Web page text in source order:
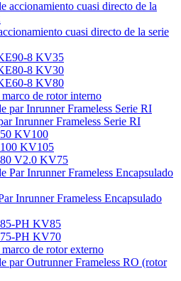
cuasi directo de la serie
8 KV35
8 KV30
8 KV80
de rotor interno
Inrunner Frameless Serie RI
KV100
KV105
V2.0 KV75
Inrunner Frameless Encapsulado
PH KV85
PH KV70
de rotor externo